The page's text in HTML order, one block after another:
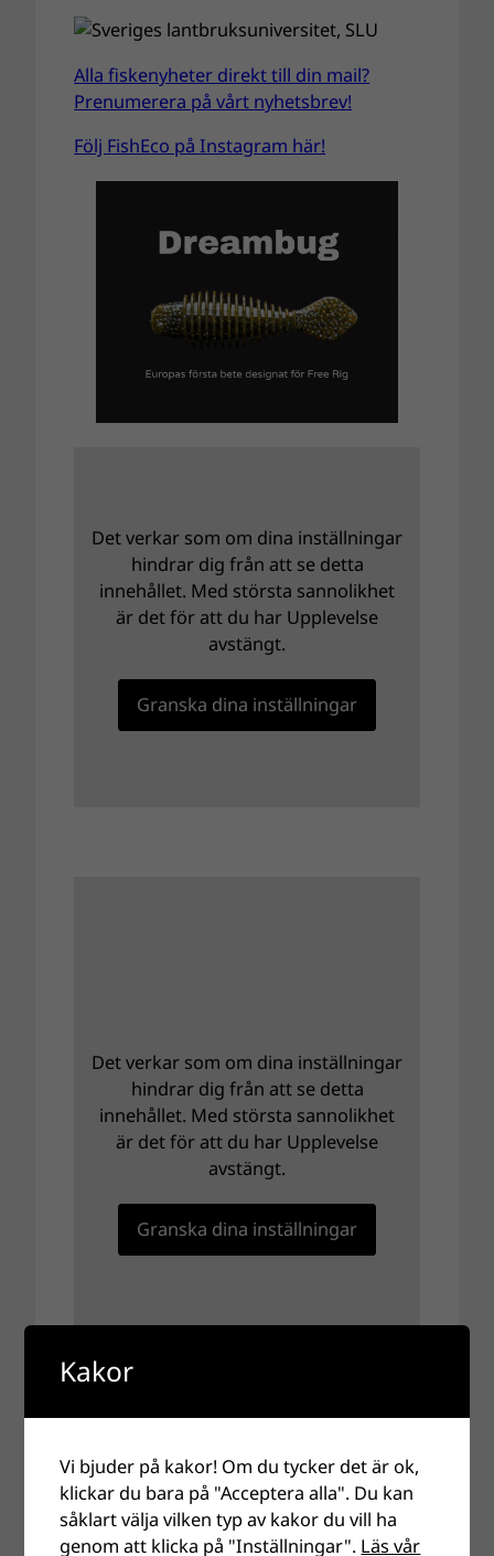
Alla fiskenyheter direkt till din mail?
Prenumerera på vårt nyhetsbrev!
Följ FishEco på Instagram här!
Det verkar som om dina inställningar
hindrar dig från att se detta
innehållet. Med största sannolikhet
är det för att du har Upplevelse
avstängt.
Granska dina inställningar
Det verkar som om dina inställningar
hindrar dig från att se detta
innehållet. Med största sannolikhet
är det för att du har Upplevelse
avstängt.
Granska dina inställningar
Annons
Kakor
Vi bjuder på kakor! Om du tycker det är ok,
klickar du bara på "Acceptera alla". Du kan
såklart välja vilken typ av kakor du vill ha
genom att klicka på "Inställningar". Läs vår